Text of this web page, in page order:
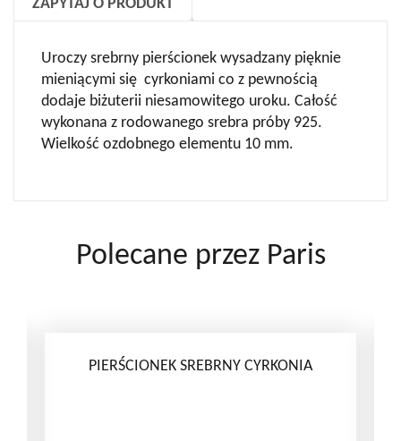
ZAPYTAJ O PRODUKT
Uroczy srebrny pierścionek wysadzany pięknie
mieniącymi się cyrkoniami co z pewnością
dodaje biżuterii niesamowitego uroku. Całość
wykonana z rodowanego srebra próby 925.
Wielkość ozdobnego elementu 10 mm.
Polecane przez Paris
PIERŚCIONEK SREBRNY CYRKONIA